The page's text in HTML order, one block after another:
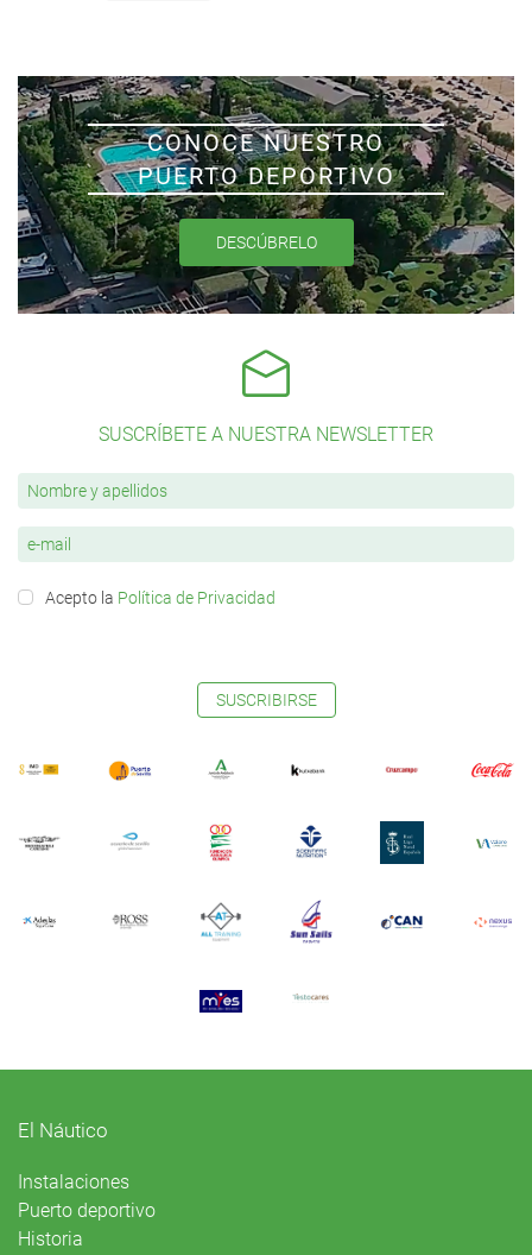
CONOCE NUESTRO
PUERTO DEPORTIVO
DESCÚBRELO
SUSCRÍBETE A NUESTRA NEWSLETTER
Acepto la Política de Privacidad
SUSCRIBIRSE
El Náutico
Instalaciones
Puerto deportivo
Historia